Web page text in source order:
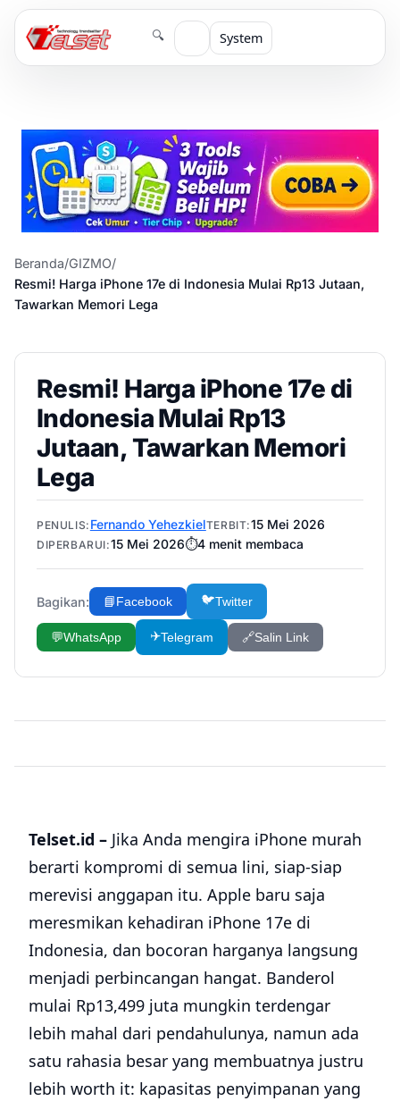
🔍 System
Beranda/GIZMO/
Resmi! Harga iPhone 17e di Indonesia Mulai Rp13 Jutaan,
Tawarkan Memori Lega
Resmi! Harga iPhone 17e di
Indonesia Mulai Rp13
Jutaan, Tawarkan Memori
Lega
PENULIS: Fernando YehezkielTERBIT:15 Mei 2026
DIPERBARUI:15 Mei 2026⏱️4menit membaca
Bagikan: 📘Facebook 🐦Twitter
💬WhatsApp ✈️Telegram 🔗Salin Link
Telset.id – Jika Anda mengira iPhone murah
berarti kompromi di semua lini, siap-siap
merevisi anggapan itu. Apple baru saja
meresmikan kehadiran iPhone 17e di
Indonesia, dan bocoran harganya langsung
menjadi perbincangan hangat. Banderol
mulai Rp13,499 juta mungkin terdengar
lebih mahal dari pendahulunya, namun ada
satu rahasia besar yang membuatnya justru
lebih worth it: kapasitas penyimpanan yang